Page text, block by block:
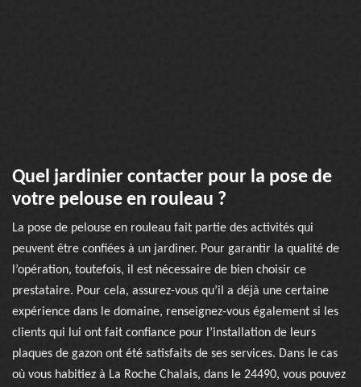
Quel jardinier contacter pour la pose de
votre pelouse en rouleau ?
La pose de pelouse en rouleau fait partie des activités qui
peuvent être confiées à un jardiner. Pour garantir la qualité de
l’opération, toutefois, il est nécessaire de bien choisir ce
prestataire. Pour cela, assurez-vous qu’il a déjà une certaine
expérience dans le domaine, renseignez-vous également si les
clients qui lui ont fait confiance pour l’installation de leurs
plaques de gazon ont été satisfaits de ses services. Dans le cas
où vous habitiez à La Roche Chalais, dans le 24490, vous pouvez